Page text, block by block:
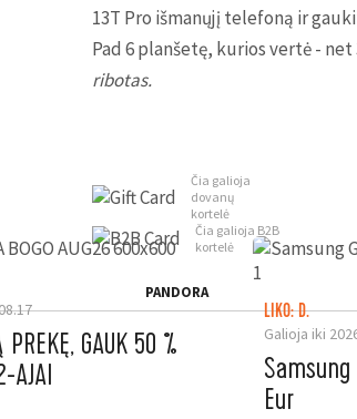
13T Pro išmanųjį telefoną ir
Pad 6 planšetę, kurios vertė - net
ribotas.
Čia galioja
dovanų
kortelė
Čia galioja B2B
kortelė
Daugiau informacijos ir ypatingų
PASIŪLYMAI
PANDORA
GAUK 50 %
AJAI
LIKO: D.
Galioja iki
Eur